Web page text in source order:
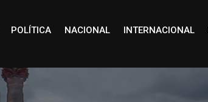
POLÍTICA NACIONAL INTERNACIONAL